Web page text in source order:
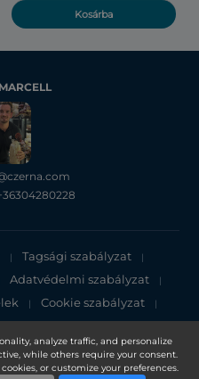
analyze traffic, and personalize
while others require your consent.
or customize your preferences.
Kosárba
| Tagsági szabályzat |
Adatvédelmi szabályzat |
| Cookie szabályzat |
tájékoztató
199501033918 (363120-V)